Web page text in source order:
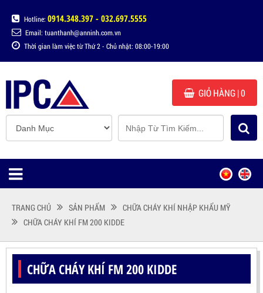
Hotline: 0914.348.397 - 032.697.5555
Email: tuanthanh@anninh.com.vn
Thời gian làm việc từ Thứ 2 - Chủ nhật: 08:00-19:00
GIỎ HÀNG| 0
TRANG CHỦ SẢN PHẨM
CHỮA CHÁY KHÍ NHẬP KHẨU MỸ
CHỮA CHÁY KHÍ FM 200 KIDDE
CHỮA CHÁY KHÍ FM 200 KIDDE